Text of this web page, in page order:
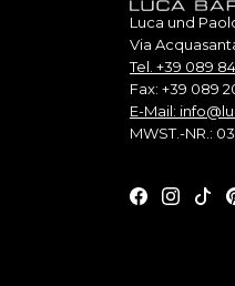
Luca und
Via
Tel. +39 089
Fax: +39 089
E-Mail:
MWST.-NR.: